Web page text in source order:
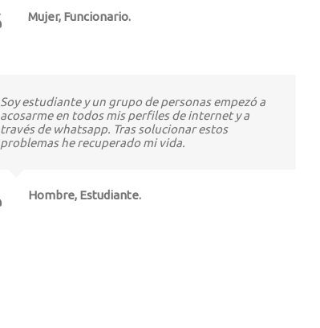
Mujer, Funcionario.
Soy estudiante y un grupo de personas empezó a
acosarme en todos mis perfiles de internet y a
través de whatsapp. Tras solucionar estos
problemas he recuperado mi vida.
Hombre, Estudiante.